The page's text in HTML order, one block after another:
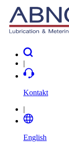
|
Kontakt
|
English